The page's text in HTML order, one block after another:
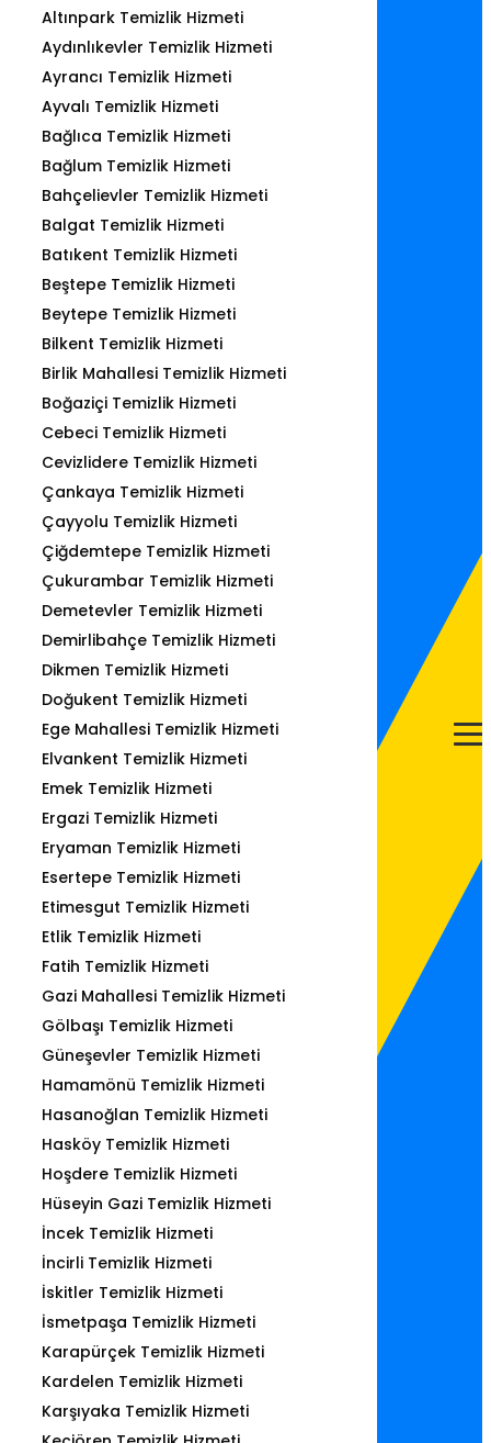
Altınpark Temizlik Hizmeti
Aydınlıkevler Temizlik Hizmeti
Ayrancı Temizlik Hizmeti
Ayvalı Temizlik Hizmeti
Bağlıca Temizlik Hizmeti
Bağlum Temizlik Hizmeti
Bahçelievler Temizlik Hizmeti
Balgat Temizlik Hizmeti
Batıkent Temizlik Hizmeti
Beştepe Temizlik Hizmeti
Beytepe Temizlik Hizmeti
Bilkent Temizlik Hizmeti
Birlik Mahallesi Temizlik Hizmeti
Boğaziçi Temizlik Hizmeti
Cebeci Temizlik Hizmeti
Cevizlidere Temizlik Hizmeti
Çankaya Temizlik Hizmeti
Çayyolu Temizlik Hizmeti
Çiğdemtepe Temizlik Hizmeti
Çukurambar Temizlik Hizmeti
Demetevler Temizlik Hizmeti
Demirlibahçe Temizlik Hizmeti
Dikmen Temizlik Hizmeti
Doğukent Temizlik Hizmeti
Ege Mahallesi Temizlik Hizmeti
Elvankent Temizlik Hizmeti
Emek Temizlik Hizmeti
Ergazi Temizlik Hizmeti
Eryaman Temizlik Hizmeti
Esertepe Temizlik Hizmeti
Etimesgut Temizlik Hizmeti
Etlik Temizlik Hizmeti
Fatih Temizlik Hizmeti
Gazi Mahallesi Temizlik Hizmeti
Gölbaşı Temizlik Hizmeti
Güneşevler Temizlik Hizmeti
Hamamönü Temizlik Hizmeti
Hasanoğlan Temizlik Hizmeti
Hasköy Temizlik Hizmeti
Hoşdere Temizlik Hizmeti
Hüseyin Gazi Temizlik Hizmeti
İncek Temizlik Hizmeti
İncirli Temizlik Hizmeti
İskitler Temizlik Hizmeti
İsmetpaşa Temizlik Hizmeti
Karapürçek Temizlik Hizmeti
Kardelen Temizlik Hizmeti
Karşıyaka Temizlik Hizmeti